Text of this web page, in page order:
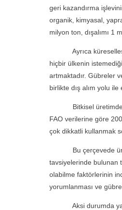
geri kazandırma
organik, kimyasal,
milyon ton, dışalımı 1
Ayrıca küreselleşen
hiçbir ülkenin
artmaktadır. Gübreler
birlikte dış alım yolu
Bitkisel üretimde
FAO verilerine göre
çok dikkatli kullanmak
Bu çerçevede
tavsiyelerinde bulunan
olabilme faktörlerinin
yorumlanması ve
Aksi durumda yani,